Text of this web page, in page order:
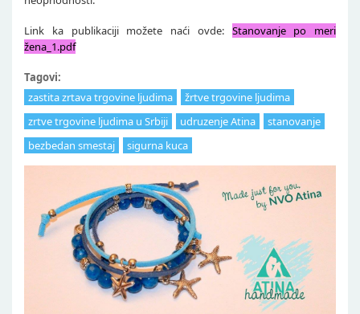
Link ka publikaciji možete naći ovde: Stanovanje po meri
žena_1.pdf
Tagovi:
zastita zrtava trgovine ljudima
žrtve trgovine ljudima
zrtve trgovine ljudima u Srbiji
udruzenje Atina
stanovanje
bezbedan smestaj
sigurna kuca